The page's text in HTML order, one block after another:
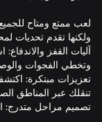
لعب ممتع ومتاح
آليات القفز
تعزيزات مبتكرة:
تصميم مراحل متدرج: